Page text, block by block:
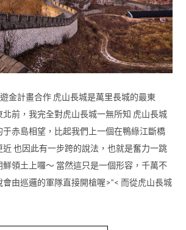
金計畫合作 虎山長城是萬里長城的最東
前，我完全對虎山長城一無所知 虎山長城
于赤島相望，比起我們上一個在鴨綠江斷橋
也因此有一步跨的說法，也就是奮力一跳
領土上囉～ 當然這只是一個形容，千萬不
由巡邏的軍隊直接開槍喔>”< 而從虎山長城